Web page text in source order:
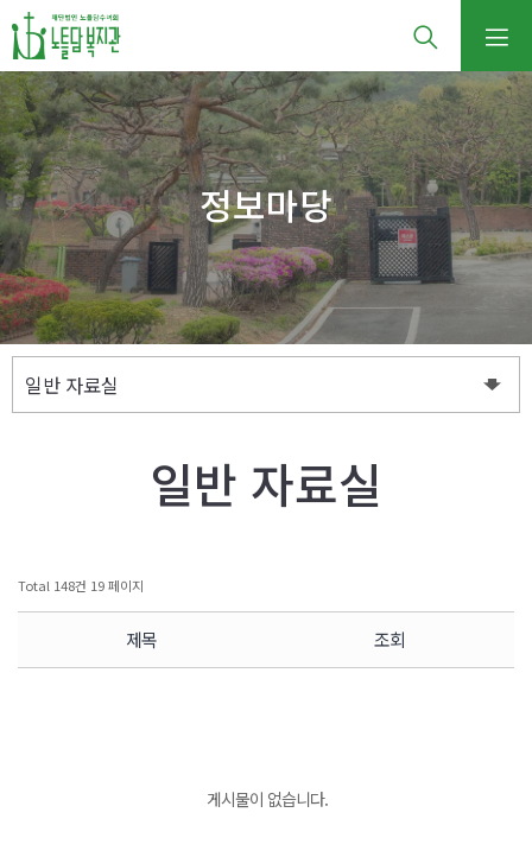
정보마당
일반 자료실
Total 148건 19 페이지
제목 조회
게시물이 없습니다.